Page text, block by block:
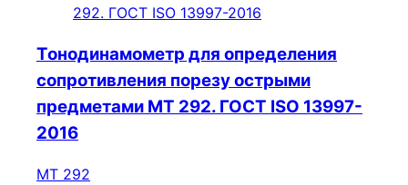
Тонодинамометр для определения
сопротивления порезу острыми
предметами МТ 292. ГОСТ ISO 13997-
2016
МТ 292